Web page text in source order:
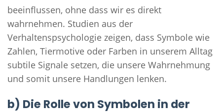
beeinflussen, ohne dass wir es direkt
wahrnehmen. Studien aus der
Verhaltenspsychologie zeigen, dass Symbole wie
Zahlen, Tiermotive oder Farben in unserem Alltag
subtile Signale setzen, die unsere Wahrnehmung
und somit unsere Handlungen lenken.
b) Die Rolle von Symbolen in der